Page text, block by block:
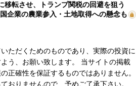
移転させ、トランプ関税の回避を狙う
企業の農業参入・土地取得への懸念も
ただくためのものであり、実際の投資に
う、お願い致します。 当サイトの掲載
正確性を保証するものではありません。
おりませんので、予めご了承下さい。